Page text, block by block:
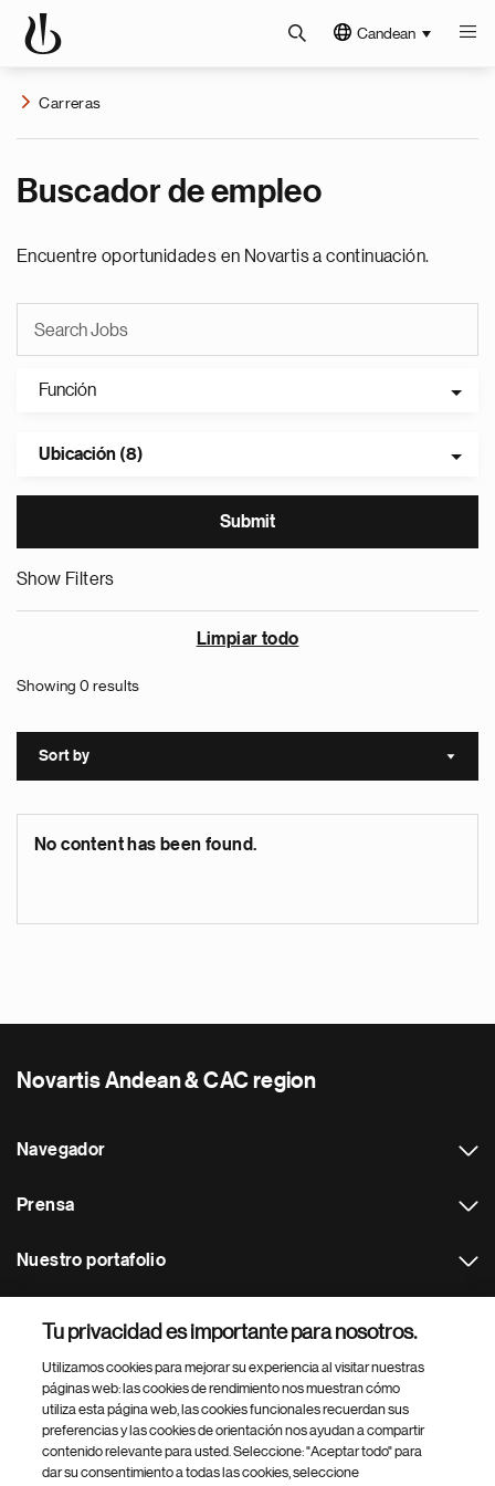
Candean
Carreras
Buscador de empleo
Encuentre oportunidades en Novartis a continuación.
Función
Ubicación (8)
Show Filters
Limpiar todo
Showing 0 results
Sort by Sort
No content has been found.
Novartis Andean & CAC region
Navegador
Prensa
Nuestro portafolio
Footer Site Search
Tu privacidad es importante para nosotros.
Utilizamos cookies para mejorar su experiencia al visitar nuestras
páginas web: las cookies de rendimiento nos muestran cómo
utiliza esta página web, las cookies funcionales recuerdan sus
preferencias y las cookies de orientación nos ayudan a compartir
contenido relevante para usted. Seleccione: "Aceptar todo" para
dar su consentimiento a todas las cookies, seleccione